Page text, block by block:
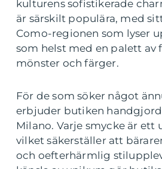
kulturens sofistikerade
är särskilt populära, med
Como-regionen som lyser
som helst med en palett av
mönster och färger.
För de som söker något
erbjuder butiken
Milano. Varje smycke är ett
vilket säkerställer att
och oefterhärmlig